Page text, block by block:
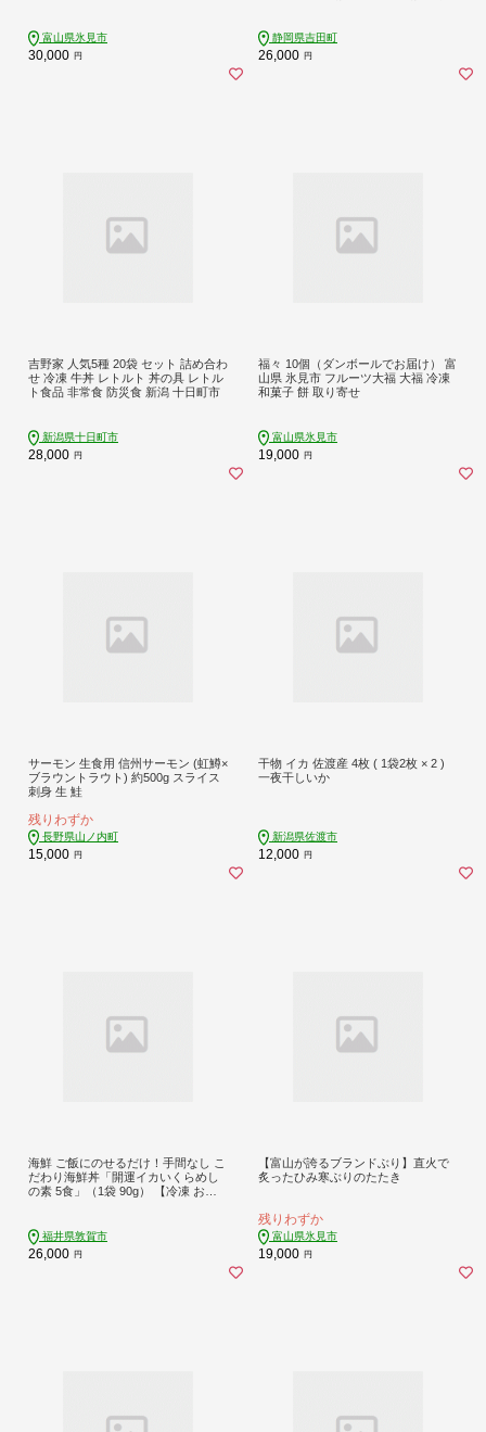
富山県氷見市
30,000 円
岡県産
静岡県吉田町
26,000 円
吉野家 人気5種 20袋 セット 詰め合わ
せ 冷凍 牛丼 レトルト 丼の具 レトル
ト食品 非常食 防災食 新潟 十日町市
新潟県十日町市
28,000 円
福々 10個（ダンボールでお届け） 富
山県 氷見市 フルーツ大福 大福 冷凍
和菓子 餅 取り寄せ
富山県氷見市
19,000 円
サーモン 生食用 信州サーモン (虹鱒×
ブラウントラウト) 約500g スライス
刺身 生 鮭
残りわずか
長野県山ノ内町
15,000 円
干物 イカ 佐渡産 4枚 ( 1袋2枚 × 2 )
一夜干しいか
新潟県佐渡市
12,000 円
海鮮 ご飯にのせるだけ！手間なし こ
だわり海鮮丼「開運イカいくらめし
の素 5食」（1袋 90g） 【冷凍 お取
税】福井県敦賀市
26,000 円
【富山が誇るブランドぶり】直火で
炙ったひみ寒ぶりのたたき
残りわずか
富山県氷見市
19,000 円